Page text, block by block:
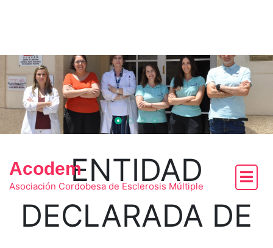
Acodem
Asociación Cordobesa de Esclerosis Múltiple
ENTIDAD
DECLARADA DE